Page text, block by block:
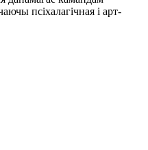
псіхалагічная і арт-